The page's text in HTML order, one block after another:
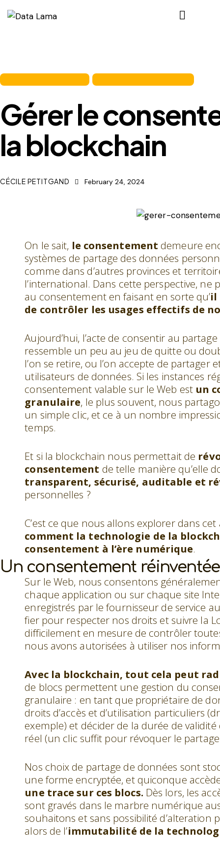
Gérer le
la blockchain
CÉCILE PETITGAND February 24, 2024
On le sait, le consentement demeure
systèmes de partage des données
comme dans d’autres provinces et
l’international. Dans cette perspective,
au consentement en faisant en sorte qu’il
de contrôler les usages effectifs de
Aujourd’hui, l’acte de consentir au
ressemble un peu au jeu de quitte ou
l’on se retire, ou l’on accepte de partager
utilisateurs de données. Si les instances
consentement valable sur le Web est un
granulaire, le plus souvent, nous
un simple clic, et ce à un nombre
temps.
Et si la blockchain nous permettait de
consentement de telle manière qu’elle
transparent, sécurisé, auditable et
personnelles ?
C’est ce que nous allons explorer dans
comment la technologie de la
consentement à l’ère numérique.
Un consentement
Sur le Web, nous consentons
chaque application ou sur chaque site
enregistrés par le fournisseur de service
fier pour respecter nos droits et suivre la
difficilement en mesure de contrôler
nous avons autorisées à utiliser nos
Avec la blockchain, tout cela peut
de blocs permettent une gestion du
granulaire : en tant que propriétaire de
droits d’accès et d’utilisation particuliers
exemple) et décider de la durée de
réel (un clic suffit pour révoquer le
Nos choix de partage de données sont
une forme encryptée, et quiconque
une trace sur ces blocs. Dès lors, les
sont gravés dans le marbre numérique
souhaitons et sans possibilité
alors de l’immutabilité de la